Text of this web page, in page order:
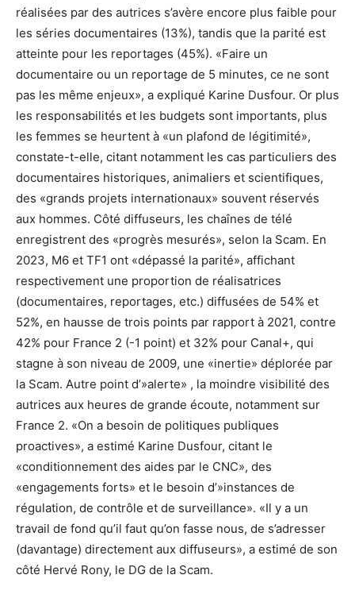
réalisées par des autrices s’avère encore plus faible pour
les séries documentaires (13%), tandis que la parité est
atteinte pour les reportages (45%). «Faire un
documentaire ou un reportage de 5 minutes, ce ne sont
pas les même enjeux», a expliqué Karine Dusfour. Or plus
les responsabilités et les budgets sont importants, plus
les femmes se heurtent à «un plafond de légitimité»,
constate-t-elle, citant notamment les cas particuliers des
documentaires historiques, animaliers et scientifiques,
des «grands projets internationaux» souvent réservés
aux hommes. Côté diffuseurs, les chaînes de télé
enregistrent des «progrès mesurés», selon la Scam. En
2023, M6 et TF1 ont «dépassé la parité», affichant
respectivement une proportion de réalisatrices
(documentaires, reportages, etc.) diffusées de 54% et
52%, en hausse de trois points par rapport à 2021, contre
42% pour France 2 (-1 point) et 32% pour Canal+, qui
stagne à son niveau de 2009, une «inertie» déplorée par
la Scam. Autre point d’»alerte» , la moindre visibilité des
autrices aux heures de grande écoute, notamment sur
France 2. «On a besoin de politiques publiques
proactives», a estimé Karine Dusfour, citant le
«conditionnement des aides par le CNC», des
«engagements forts» et le besoin d’»instances de
régulation, de contrôle et de surveillance». «Il y a un
travail de fond qu’il faut qu’on fasse nous, de s’adresser
(davantage) directement aux diffuseurs», a estimé de son
côté Hervé Rony, le DG de la Scam.